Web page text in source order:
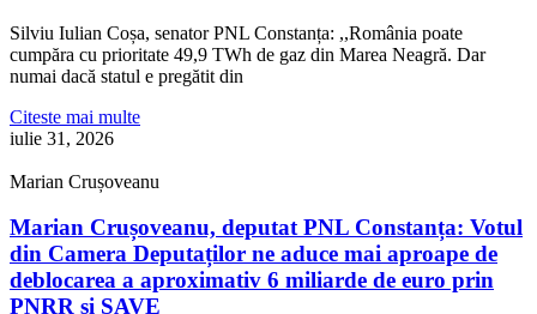
Silviu Iulian Coșa, senator PNL Constanța: ,,România poate
cumpăra cu prioritate 49,9 TWh de gaz din Marea Neagră. Dar
numai dacă statul e pregătit din
Citeste mai multe
iulie 31, 2026
Marian Crușoveanu
Marian Crușoveanu, deputat PNL Constanța: Votul
din Camera Deputaților ne aduce mai aproape de
deblocarea a aproximativ 6 miliarde de euro prin
PNRR și SAVE